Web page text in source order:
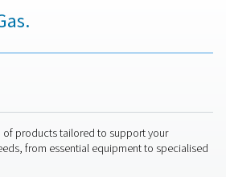
en utilisant une petite quantité
deux étages nécessite jusqu’à 30 %
en moins qu’un système mono-
seulement
générateur ?